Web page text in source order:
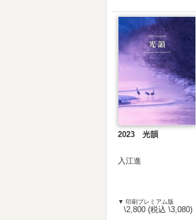
2023 光韻
入江進
▼ 印刷プレミアム版
\2,800 (税込 \3,080)